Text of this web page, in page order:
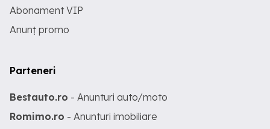
Abonament VIP
Anunț promo
Parteneri
Bestauto.ro - Anunturi auto/moto
Romimo.ro - Anunturi imobiliare